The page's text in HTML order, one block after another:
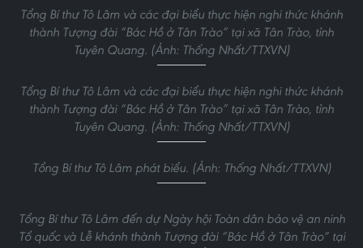
Bộ Công an phát biểu. (Ảnh: Thống Nhất/TTXVN)